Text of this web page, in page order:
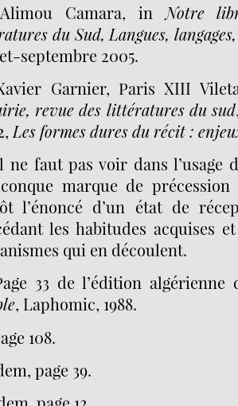
Alimou Camara, in Notre
du Sud, Langues,
septembre 2005.
Garnier, Paris XIII
revue des littératures du sud
Les formes dures du récit :
ne faut pas voir dans l’usage
marque de
l’énoncé d’un état de
les habitudes acquises
qui en découlent.
33 de l’édition
, Laphomic, 1988.
108.
page 39.